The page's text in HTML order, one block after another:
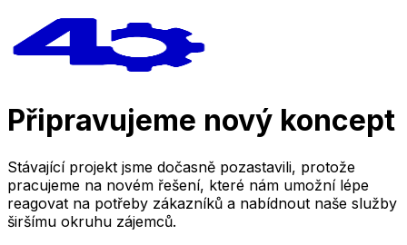
Připravujeme nový koncept
Stávající projekt jsme dočasně pozastavili, protože
pracujeme na novém řešení, které nám umožní lépe
reagovat na potřeby zákazníků a nabídnout naše služby
širšímu okruhu zájemců.